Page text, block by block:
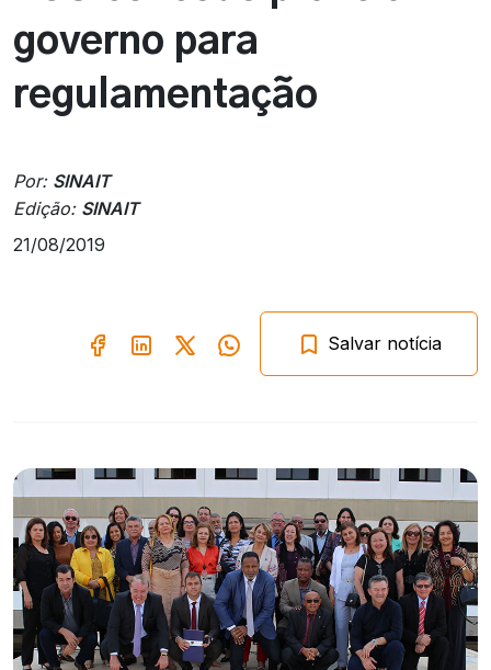
governo para
regulamentação
Por: SINAIT
Edição: SINAIT
21/08/2019
Salvar notícia